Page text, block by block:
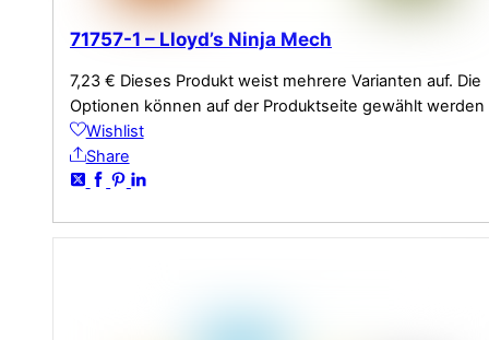
71757-1 – Lloyd’s Ninja Mech
7,23 € Dieses Produkt weist mehrere Varianten auf. Die
Optionen können auf der Produktseite gewählt werden
Wishlist
Share